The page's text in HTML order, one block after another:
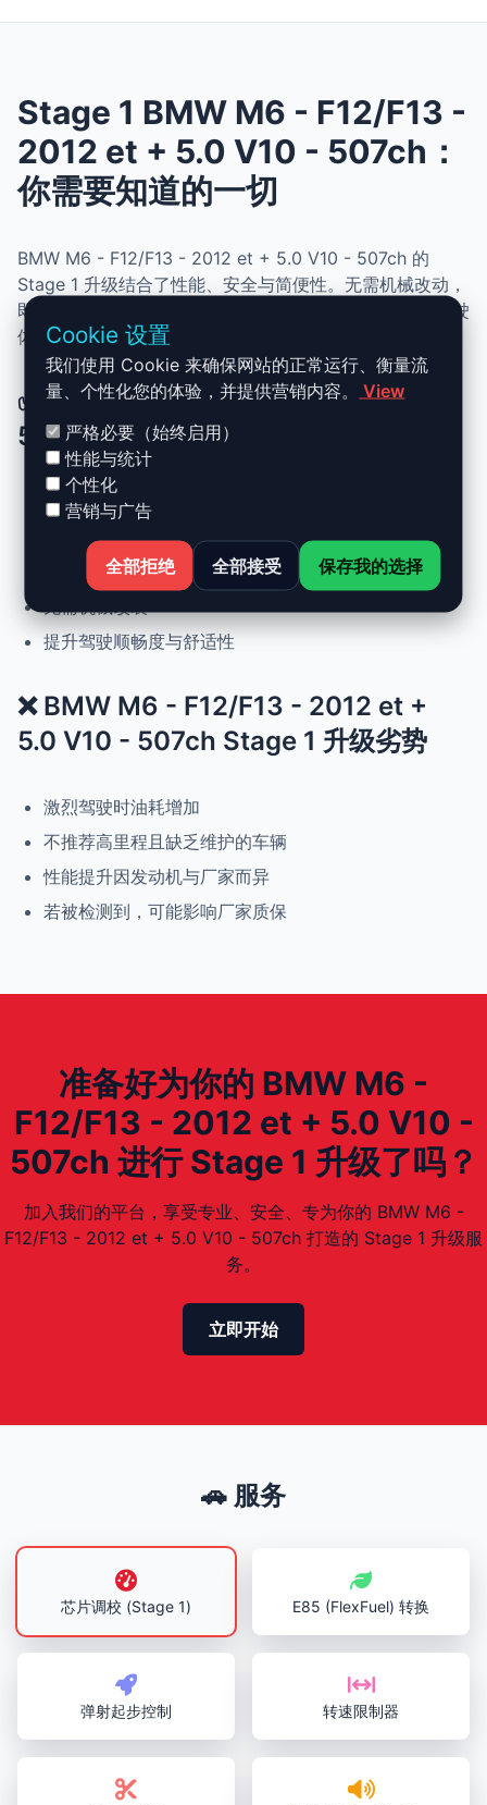
Stage 1 BMW M6 - F12/F13 -
2012 et + 5.0 V10 - 507ch：
你需要知道的一切
BMW M6 - F12/F13 - 2012 et + 5.0 V10 - 507ch 的
Stage 1 升级结合了性能、安全与简便性。无需机械改动，
即可提升动力、扭矩并优化油耗。非常适合追求更灵敏驾驶
体验且希望保持原厂可靠性的车主。
✅ BMW M6 - F12/F13 - 2012 et +
5.0 V10 - 507ch Stage 1 升级优势
动力提升高达 +30%，扭矩提升 +25%
正常驾驶下优化油耗
可随时恢复原厂设置
无需机械改装
提升驾驶顺畅度与舒适性
❌ BMW M6 - F12/F13 - 2012 et +
5.0 V10 - 507ch Stage 1 升级劣势
激烈驾驶时油耗增加
不推荐高里程且缺乏维护的车辆
性能提升因发动机与厂家而异
若被检测到，可能影响厂家质保
准备好为你的 BMW M6 -
F12/F13 - 2012 et + 5.0 V10 -
507ch 进行 Stage 1 升级了吗？
加入我们的平台，享受专业、安全、专为你的 BMW M6 -
F12/F13 - 2012 et + 5.0 V10 - 507ch 打造的 Stage 1 升级服
务。
立即开始
Cookie 设置
我们使用 Cookie 来确保网站的正常运行、衡量流
量、个性化您的体验，并提供营销内容。
View
严格必要（始终启用）
性能与统计
个性化
营销与广告
全部拒绝 全部接受 保存我的选择
🚗 服务
芯片调校 (Stage 1) E85 (FlexFuel) 转换
弹射起步控制 转速限制器